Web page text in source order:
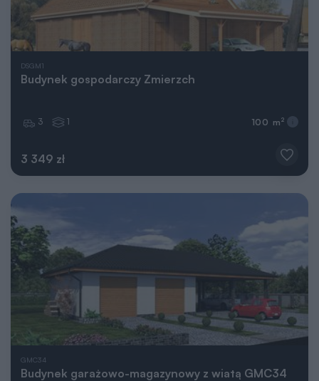
DSGM1
Budynek gospodarczy Zmierzch
3 349 zł
3 1 100 m 2
GMC34
Budynek garażowo-magazynowy z wiatą GMC34